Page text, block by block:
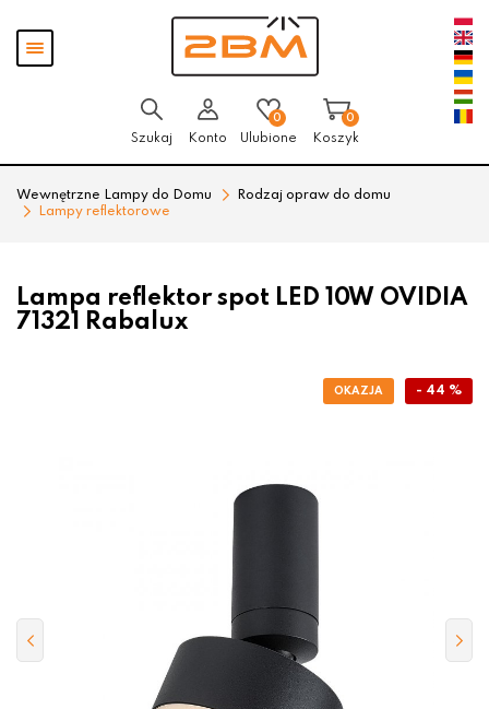
Pokaż
menu
Szukaj Konto
0
Ulubione
0
Koszyk
Wewnętrzne Lampy do Domu
Rodzaj opraw do domu
Lampy reflektorowe
Lampa reflektor spot LED 10W OVIDIA
71321 Rabalux
- 44 %